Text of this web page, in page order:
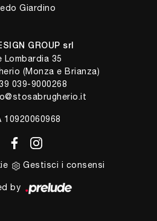
Giardino
GROUP srl
Lombardia 35
(Monza e Brianza)
039-9000268
10920060968
Gestisci i consensi
by